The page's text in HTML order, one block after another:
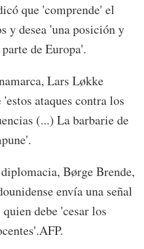
que 'comprende' el
y desea 'una posición y
de Europa'.
Lars Løkke
ataques contra los
(...) La barbarie de
Børge Brende,
envía una señal
debe 'cesar los